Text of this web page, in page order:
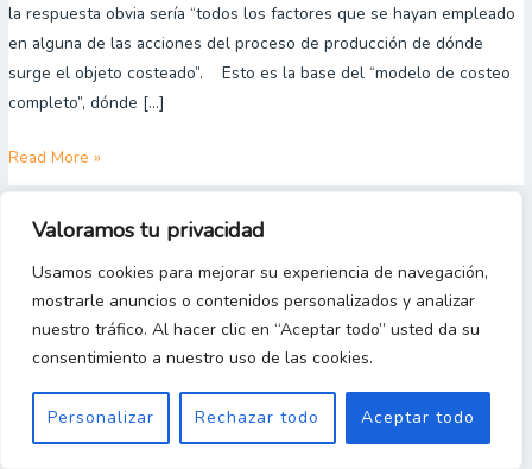
Valoramos tu privacidad
Usamos cookies para mejorar su experiencia de navegación,
mostrarle anuncios o contenidos personalizados y analizar
nuestro tráfico. Al hacer clic en “Aceptar todo” usted da su
consentimiento a nuestro uso de las cookies.
Personalizar Rechazar todo Aceptar todo
la respuesta obvia sería “todos los factores que se hayan empleado
en alguna de las acciones del proceso de producción de dónde
surge el objeto costeado”. Esto es la base del “modelo de costeo
completo”, dónde […]
en
los
modelos
de
Read More »